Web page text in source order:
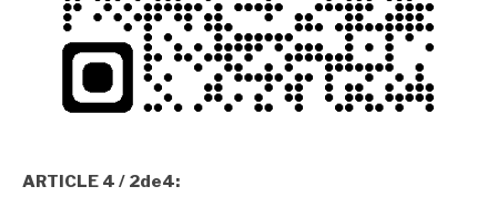
ARTICLE 4 / 2de4: